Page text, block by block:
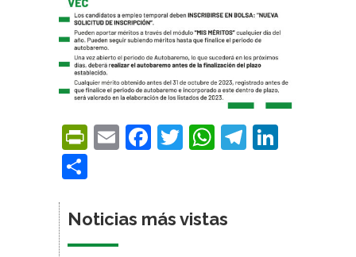
PrintFriendly
EmailFacebook
Twitter
WhatsApp
Noticias más vistas